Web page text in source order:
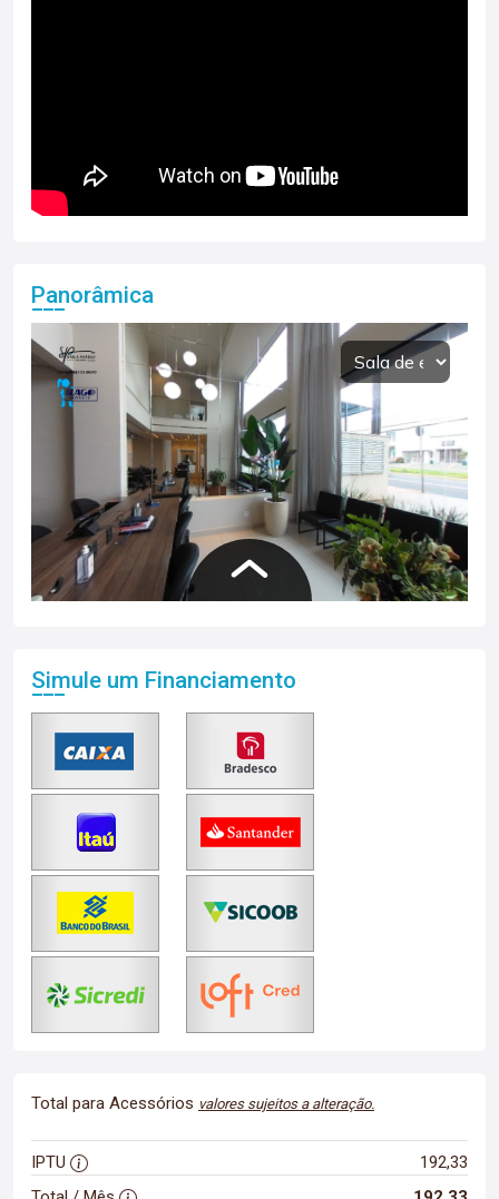
Panorâmica
Simule um Financiamento
Total para Acessórios valores sujeitos a alteração.
IPTU
192,33